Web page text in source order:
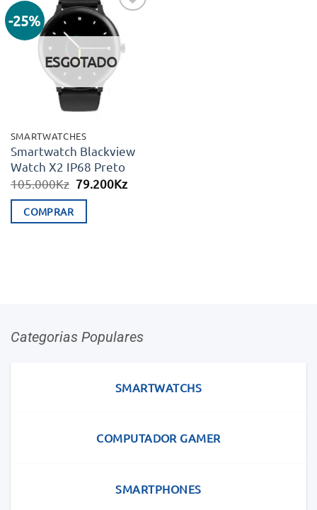
-25%
Adicionar
aos meus
desejos
ESGOTADO
SMARTWATCHES
Smartwatch Blackview
Watch X2 IP68 Preto
105.000Kz O
era:
79.200KzO
COMPRAR
Categorias Populares
SMARTWATCHS
COMPUTADOR GAMER
SMARTPHONES